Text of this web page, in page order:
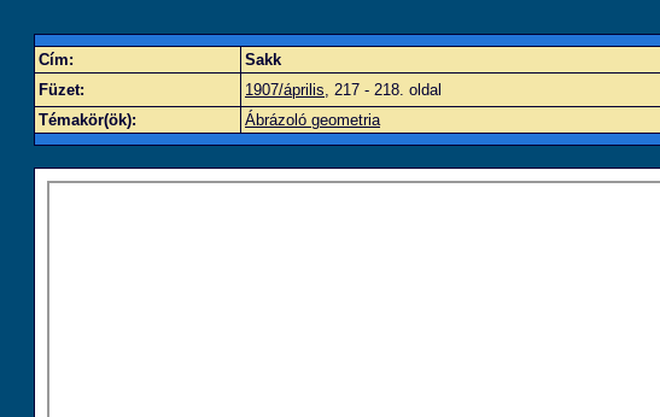
Cím:
Sakk
Füzet:
1907/április, 217 - 218. oldal
Témakör(ök):
Ábrázoló geometria